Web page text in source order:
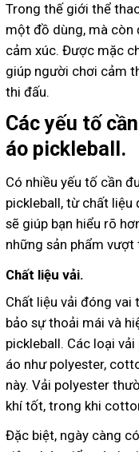
Trong thế giới thể
một đồ dùng, mà còn
cảm xúc. Được mặc
giúp người chơi cảm
thi đấu.
Các yếu tố
áo pickleball.
Có nhiều yếu tố cần
pickleball, từ chất liệu
sẽ giúp bạn hiểu rõ
những sản phẩm vượt
Chất liệu vải.
Chất liệu vải đóng
bảo sự thoải mái và
pickleball. Các loại
áo như polyester,
này. Vải polyester
khí tốt, trong khi
Đặc biệt, ngày càng